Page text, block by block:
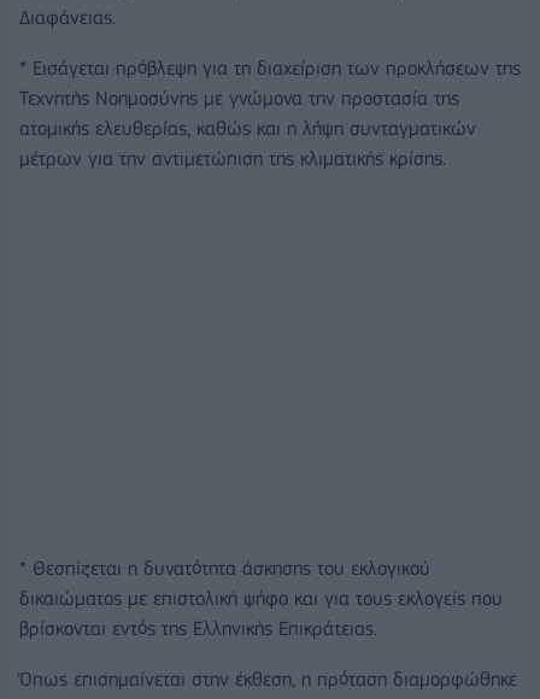
Διαφάνειας.
* Εισάγεται πρόβλεψη για τη διαχείριση των προκλήσεων της
Τεχνητής Νοημοσύνης με γνώμονα την προστασία της
ατομικής ελευθερίας, καθώς και η λήψη συνταγματικών
μέτρων για την αντιμετώπιση της κλιματικής κρίσης.
* Θεσπίζεται η δυνατότητα άσκησης του εκλογικού
δικαιώματος με επιστολική ψήφο και για τους εκλογείς που
βρίσκονται εντός της Ελληνικής Επικράτειας.
Όπως επισημαίνεται στην έκθεση, η πρόταση διαμορφώθηκε